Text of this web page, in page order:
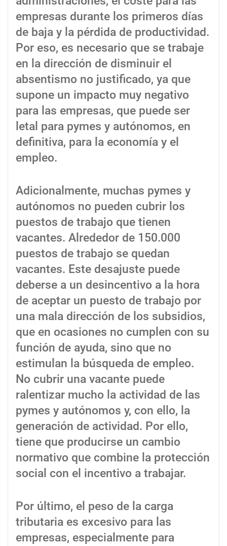
empresas durante los primeros días
de baja y la pérdida de productividad.
Por eso, es necesario que se trabaje
en la dirección de disminuir el
absentismo no justificado, ya que
supone un impacto muy negativo
para las empresas, que puede ser
letal para pymes y autónomos, en
definitiva, para la economía y el
empleo.
Adicionalmente, muchas pymes y
autónomos no pueden cubrir los
puestos de trabajo que tienen
vacantes. Alrededor de 150.000
puestos de trabajo se quedan
vacantes. Este desajuste puede
deberse a un desincentivo a la hora
de aceptar un puesto de trabajo por
una mala dirección de los subsidios,
que en ocasiones no cumplen con su
función de ayuda, sino que no
estimulan la búsqueda de empleo.
No cubrir una vacante puede
ralentizar mucho la actividad de las
pymes y autónomos y, con ello, la
generación de actividad. Por ello,
tiene que producirse un cambio
normativo que combine la protección
social con el incentivo a trabajar.
Por último, el peso de la carga
tributaria es excesivo para las
empresas, especialmente para